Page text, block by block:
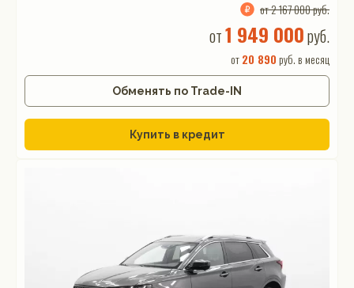
от 2 167 000 руб.
от1 949 000руб.
от20 890 руб. в месяц
Обменять по Trade-IN
Купить в кредит